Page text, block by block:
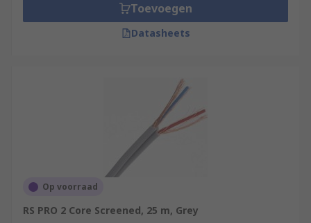
Toevoegen
Datasheets
Op voorraad
RS PRO 2 Core Screened, 25 m, Grey